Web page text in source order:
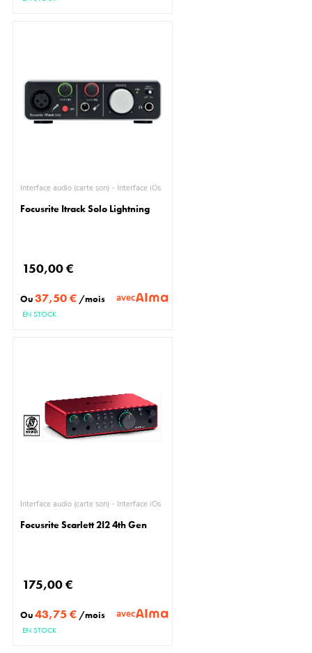
Interface audio (carte son) - Interface iOs
Focusrite Itrack Solo Lightning
150,00 €
Ou37,50 € /mois avec
EN STOCK
Interface audio (carte son) - Interface iOs
Focusrite Scarlett 2I2 4th Gen
175,00 €
Ou43,75 € /mois avec
EN STOCK